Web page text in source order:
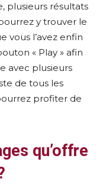
plusieurs résultats
y trouver le
vous l’avez enfin
« Play » afin
avec plusieurs
de tous les
profiter de
qu’offre